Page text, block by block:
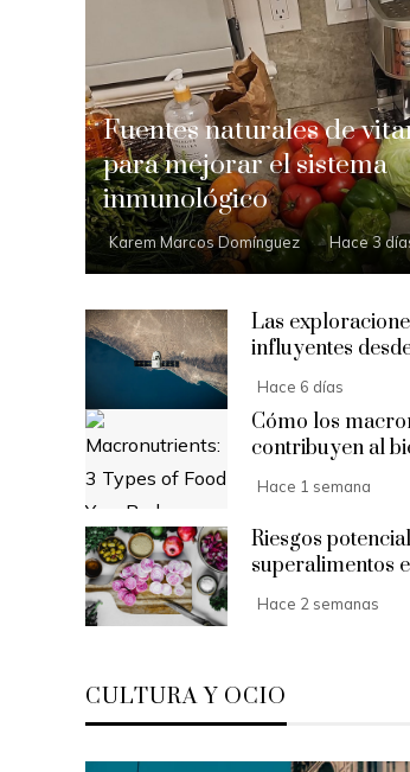
Fuentes naturales de
para mejorar el sistema
inmunológico
Karem Marcos Domínguez Hace 3
Las
influyentes
Hace 6 días
Cómo los
contribuyen al
Hace 1 semana
Riesgos
superalimentos
Hace 2 semanas
CULTURA Y OCIO